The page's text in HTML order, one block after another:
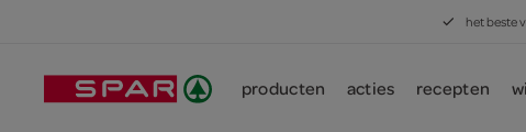
het beste
producten acties recepten